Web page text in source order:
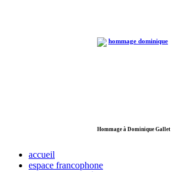
Hommage à Dominique Gallet
accueil
espace francophone